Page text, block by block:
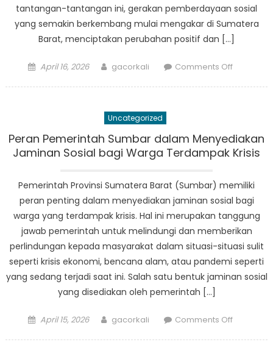
tantangan-tantangan ini, gerakan pemberdayaan sosial
yang semakin berkembang mulai mengakar di Sumatera
Barat, menciptakan perubahan positif dan […]
Posted
April 16, 2026 Author
gacorkali Comments Offon
Sosial
di
Uncategorized
Peran Pemerintah Sumbar dalam Menyediakan
Jaminan Sosial bagi Warga Terdampak Krisis
Pemerintah Provinsi Sumatera Barat (Sumbar) memiliki
peran penting dalam menyediakan jaminan sosial bagi
warga yang terdampak krisis. Hal ini merupakan tanggung
jawab pemerintah untuk melindungi dan memberikan
perlindungan kepada masyarakat dalam situasi-situasi sulit
seperti krisis ekonomi, bencana alam, atau pandemi seperti
yang sedang terjadi saat ini. Salah satu bentuk jaminan sosial
yang disediakan oleh pemerintah […]
Posted
April 15, 2026 Author
gacorkali Comments Offon